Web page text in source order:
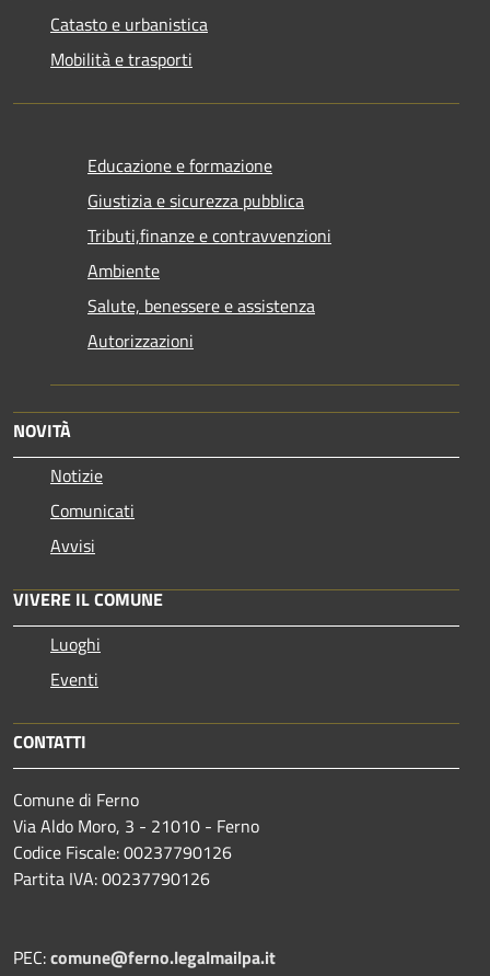
Catasto e urbanistica
Mobilità e trasporti
Educazione e formazione
Giustizia e sicurezza pubblica
Tributi,finanze e contravvenzioni
Ambiente
Salute, benessere e assistenza
Autorizzazioni
NOVITÀ
Notizie
Comunicati
Avvisi
VIVERE IL COMUNE
Luoghi
Eventi
CONTATTI
Comune di Ferno
Via Aldo Moro, 3 - 21010 - Ferno
Codice Fiscale: 00237790126
Partita IVA: 00237790126
PEC:comune@ferno.legalmailpa.it